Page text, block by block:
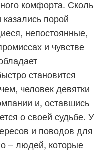
комфорта. Сколь
порой
непостоянные,
и чувстве
становится
человек девятки
и, оставшись
о своей судьбе. У
и поводов для
– людей, которые